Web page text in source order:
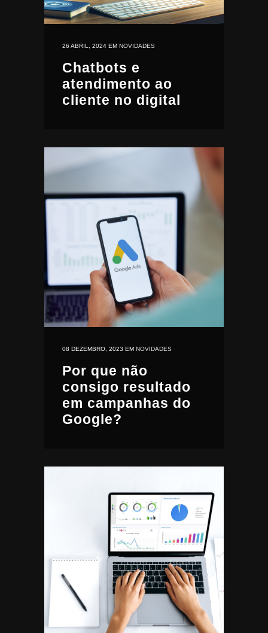
26 ABRIL, 2024 EM NOVIDADES
Chatbots e
atendimento ao
cliente no digital
08 DEZEMBRO, 2023 EM NOVIDADES
Por que não
consigo resultado
em campanhas do
Google?